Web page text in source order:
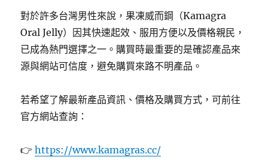
對於許多台灣男性來說，果凍威而鋼（Kamagra
Oral Jelly）因其快速起效、服用方便以及價格親民，
已成為熱門選擇之一。購買時最重要的是確認產品來
源與網站可信度，避免購買來路不明產品。
若希望了解最新產品資訊、價格及購買方式，可前往
官方網站查詢：
👉https://www.kamagras.cc/